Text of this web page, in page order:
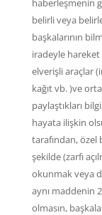
haberleşmenin
belirli veya
başkalarının
iradeyle
elverişli araçlar
kağıt vb. )ve
paylaştıkları
hayata ilişkin
tarafından, özel
şekilde (zarfı
okunmak veya
aynı maddenin
olmasın,